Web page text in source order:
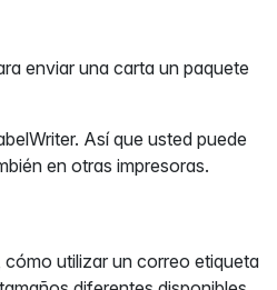
enviar una carta un paquete
Así que usted puede
en otras impresoras.
utilizar un correo etiqueta